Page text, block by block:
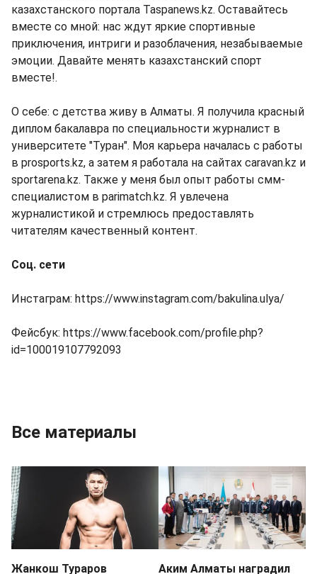
казахстанского портала Taspanews.kz. Оставайтесь
вместе со мной: нас ждут яркие спортивные
приключения, интриги и разоблачения, незабываемые
эмоции. Давайте менять казахстанский спорт
вместе!.
О себе: с детства живу в Алматы. Я получила красный
диплом бакалавра по специальности журналист в
университете "Туран". Моя карьера началась с работы
в prosports.kz, а затем я работала на сайтах caravan.kz и
sportarena.kz. Также у меня был опыт работы смм-
специалистом в parimatch.kz. Я увлечена
журналистикой и стремлюсь предоставлять
читателям качественный контент.
Соц. сети
Инстаграм: https://www.instagram.com/bakulina.ulya/
Фейсбук: https://www.facebook.com/profile.php?
id=100019107792093
Все материалы
Жанкош Тураров Аким Алматы наградил